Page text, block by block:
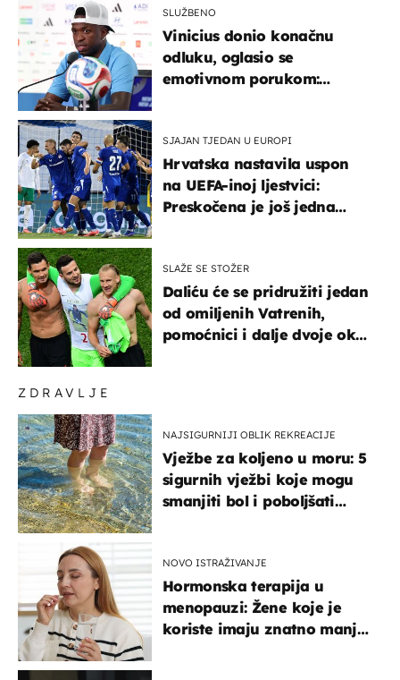
ZDRAVLJE
NAJSIGURNIJI OBLIK REKREACIJE
Vježbe za koljeno u moru: 5
sigurnih vježbi koje mogu
smanjiti bol i poboljšati
NOVO ISTRAŽIVANJE
Hormonska terapija u
menopauzi: Žene koje je
koriste imaju znatno manji
SLUŽBENO
Vinicius donio konačnu
odluku, oglasio se
emotivnom porukom:
SJAJAN TJEDAN U EUROPI
Hrvatska nastavila uspon
na UEFA-inoj ljestvici:
Preskočena je još jedna
SLAŽE SE STOŽER
Daliću će se pridružiti jedan
od omiljenih Vatrenih,
pomoćnici i dalje dvoje oko